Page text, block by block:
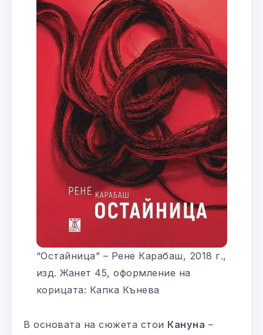
“Остайница” – Рене Карабаш, 2018 г.,
изд. Жанет 45, оформление на
корицата: Капка Кънева
В основата на сюжета стои Кануна –